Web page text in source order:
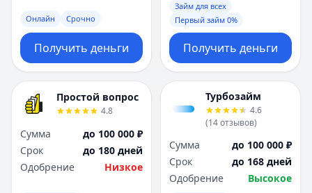
Онлайн Срочно
Получить деньги
Займ для всех
Первый займ 0%
Получить деньги
Простой вопрос
4.8
Сумма
до 100 000 ₽
Срок
до 180 дней
Одобрение
Низкое
Турбозайм
4.6
(14отзывов)
Сумма
до 100 000 ₽
Срок
до 168 дней
Одобрение
Высокое